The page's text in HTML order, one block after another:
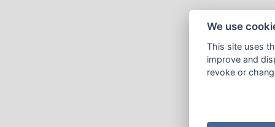
We use
This site uses
improve and
revoke or